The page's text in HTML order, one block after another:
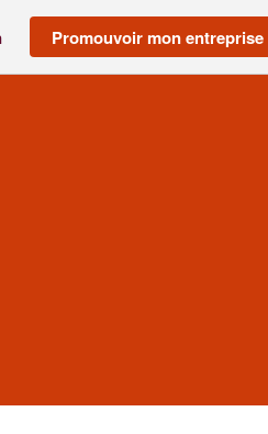
Promouvoir mon entreprise